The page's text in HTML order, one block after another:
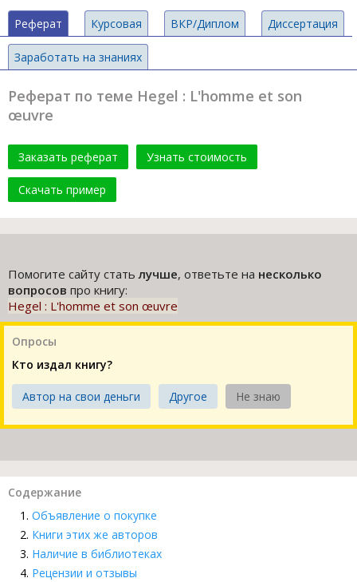
Реферат Курсовая ВКР/Диплом Диссертация
Заработать на знаниях
Реферат по теме Hegel : L'homme et son
œuvre
Заказать реферат Узнать стоимость
Скачать пример
Помогите сайту статьлучше, ответьте на несколько
вопросов про книгу:
Hegel : L'homme et son œuvre
Опросы
Кто издал книгу?
Автор на свои деньги Другое Не знаю
Содержание
Объявление о покупке
Книги этих же авторов
Наличие в библиотеках
Рецензии и отзывы